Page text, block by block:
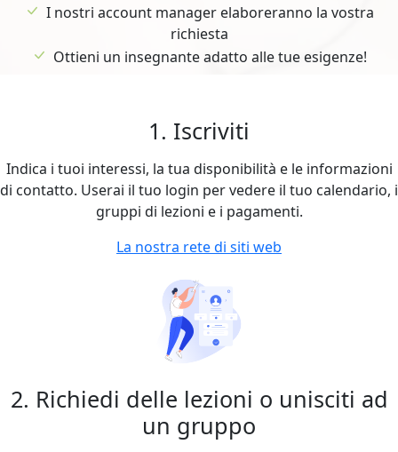
I nostri account manager elaboreranno la vostra
richiesta
Ottieni un insegnante adatto alle tue esigenze!
1. Iscriviti
Indica i tuoi interessi, la tua disponibilità e le informazioni
di contatto. Userai il tuo login per vedere il tuo calendario, i
gruppi di lezioni e i pagamenti.
La nostra rete di siti web
2. Richiedi delle lezioni o unisciti ad
un gruppo